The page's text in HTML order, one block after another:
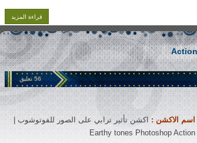
قراءة المزيد
56 تعليق
اسم الاكشن : اكشن تأثير ترابي على الصور للفوتوشوب |
Earthy tones Photoshop Action